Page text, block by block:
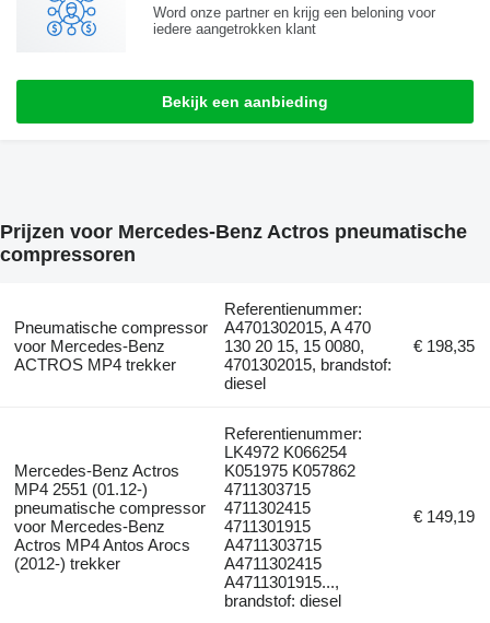
Word onze partner en krijg een beloning voor
iedere aangetrokken klant
Bekijk een aanbieding
Prijzen voor Mercedes-Benz Actros pneumatische
compressoren
Pneumatische compressor
voor Mercedes-Benz
ACTROS MP4 trekker
Referentienummer:
A4701302015, A 470
130 20 15, 15 0080,
4701302015, brandstof:
diesel
€ 198,35
Mercedes-Benz Actros
MP4 2551 (01.12-)
pneumatische compressor
voor Mercedes-Benz
Actros MP4 Antos Arocs
(2012-) trekker
Referentienummer:
LK4972 K066254
K051975 K057862
4711303715
4711302415
4711301915
A4711303715
A4711302415
A4711301915...,
brandstof: diesel
€ 149,19